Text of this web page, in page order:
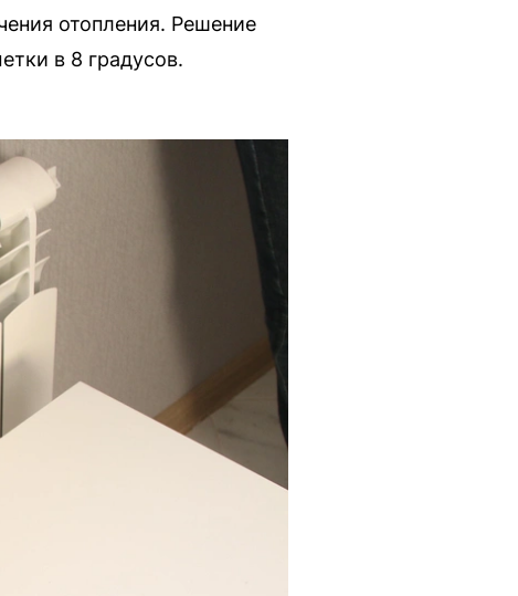
отопления. Решение
в 8 градусов.